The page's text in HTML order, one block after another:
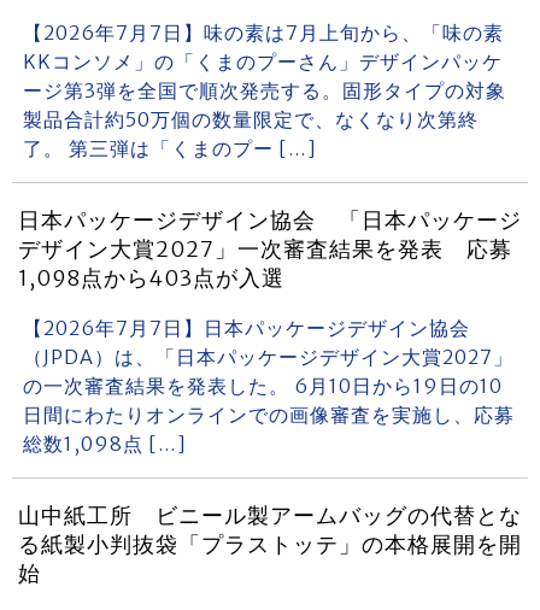
【2026年7月7日】味の素は7月上旬から、「味の素
KKコンソメ」の「くまのプーさん」デザインパッケ
ージ第3弾を全国で順次発売する。固形タイプの対象
製品合計約50万個の数量限定で、なくなり次第終
了。 第三弾は「くまのプー […]
日本パッケージデザイン協会 「日本パッケージ
デザイン大賞2027」一次審査結果を発表 応募
1,098点から403点が入選
【2026年7月7日】日本パッケージデザイン協会
（JPDA）は、「日本パッケージデザイン大賞2027」
の一次審査結果を発表した。 6月10日から19日の10
日間にわたりオンラインでの画像審査を実施し、応募
総数1,098点 […]
山中紙工所 ビニール製アームバッグの代替とな
る紙製小判抜袋「プラストッテ」の本格展開を開
始